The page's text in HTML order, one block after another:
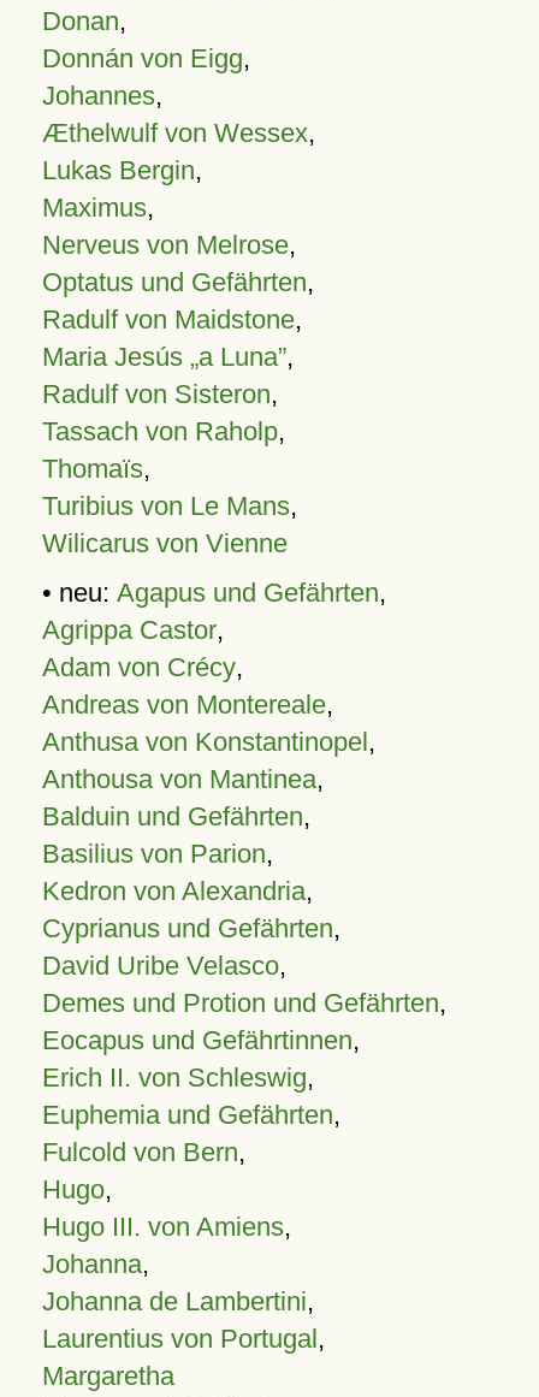
Donan,
Donnán von Eigg,
Johannes,
Æthelwulf von Wessex,
Lukas Bergin,
Maximus,
Nerveus von Melrose,
Optatus und Gefährten,
Radulf von Maidstone,
Maria Jesús „a Luna”,
Radulf von Sisteron,
Tassach von Raholp,
Thomaïs,
Turibius von Le Mans,
Wilicarus von Vienne
• neu: Agapus und Gefährten,
Agrippa Castor,
Adam von Crécy,
Andreas von Montereale,
Anthusa von Konstantinopel,
Anthousa von Mantinea,
Balduin und Gefährten,
Basilius von Parion,
Kedron von Alexandria,
Cyprianus und Gefährten,
David Uribe Velasco,
Demes und Protion und Gefährten,
Eocapus und Gefährtinnen,
Erich II. von Schleswig,
Euphemia und Gefährten,
Fulcold von Bern,
Hugo,
Hugo III. von Amiens,
Johanna,
Johanna de Lambertini,
Laurentius von Portugal,
Margaretha